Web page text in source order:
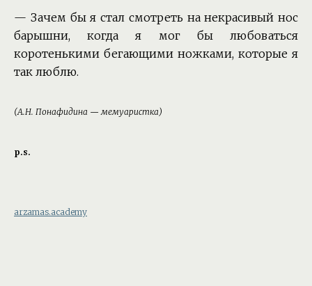
— Зачем бы я стал смотреть на некрасивый нос
барышни, когда я мог бы любоваться
коротенькими бегающими ножками, которые я
так люблю.
(А.Н. Понафидина — мемуаристка)
p.s.
arzamas.academy